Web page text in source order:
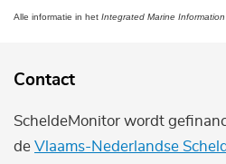
Alle informatie in het Integrated Marine
Contact
ScheldeMonitor wordt
de Vlaams-Nederlandse